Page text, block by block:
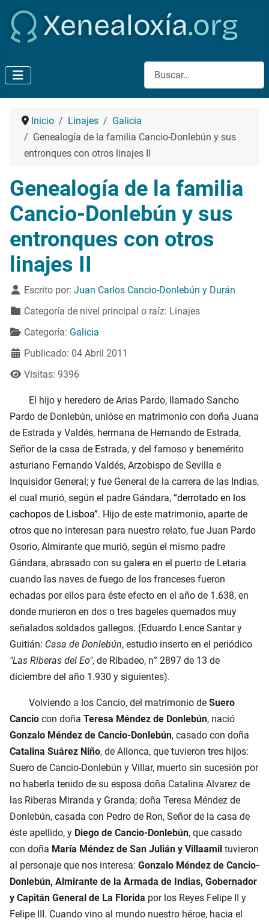
Buscar
Inicio Linajes
Galicia
Genealogía de la familia Cancio-Donlebún y sus
entronques con otros linajes II
Genealogía de la familia
Cancio-Donlebún y sus
entronques con otros
linajes II
Detalles
Escrito por: Juan Carlos Cancio-Donlebún y Durán
Categoría de nivel principal o raíz: Linajes
Categoría: Galicia
Publicado: 04 Abril 2011
Visitas: 9396
El hijo y heredero de Arias Pardo, llamado Sancho
Pardo de Donlebún, unióse en matrimonio con doña Juana
de Estrada y Valdés, hermana de Hernando de Estrada,
Señor de la casa de Estrada, y del famoso y benemérito
asturiano Fernando Valdés, Arzobispo de Sevilla e
Inquisidor General; y fue General de la carrera de las Indias,
el cual murió, según el padre Gándara, derrotado en los
cachopos de Lisboa . Hijo de este matrimonio, aparte de
otros que no interesan para nuestro relato, fue Juan Pardo
Osorio, Almirante que murió, según el mismo padre
Gándara, abrasado con su galera en el puerto de Letaria
cuando las naves de fuego de los franceses fueron
echadas por ellos para éste efecto en el año de 1.638, en
donde murieron en dos o tres bageles quemados muy
señalados soldados gallegos. (Eduardo Lence Santar y
Guitián: Casa de Donlebún, estudio inserto en el periódico
"Las Riberas del Eo", de Ribadeo, n° 2897 de 13 de
diciembre del año 1.930 y siguientes).
Volviendo a los Cancio, del matrimonio de Suero
Cancio con doña Teresa Méndez de Donlebún, nació
Gonzalo Méndez de Cancio-Donlebún, casado con doña
Catalina Suárez Niño, de Allonca, que tuvieron tres hijos:
Suero de Cancio-Donlebún y Villar, muerto sin sucesión por
no haberla tenido de su esposa doña Catalina Alvarez de
las Riberas Miranda y Granda; doña Teresa Méndez de
Donlebún, casada con Pedro de Ron, Señor de la casa de
éste apellido, y Diego de Cancio-Donlebún, que casado
con doña María Méndez de San Julián y Villaamil tuvieron
al personaje que nos interesa: Gonzalo Méndez de Cancio-
Donlebún, Almirante de la Armada de Indias, Gobernador
y Capitán General de La Florida por los Reyes Felipe II y
Felipe III. Cuando vino al mundo nuestro héroe, hacia el